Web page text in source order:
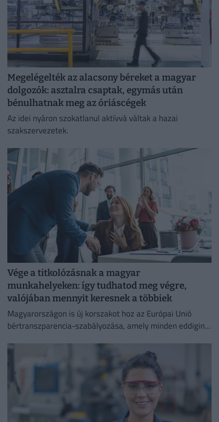
Megelégelték az alacsony béreket a magyar
dolgozók: asztalra csaptak, egymás után
bénulhatnak meg az óriáscégek
Az idei nyáron szokatlanul aktívvá váltak a hazai
szakszervezetek.
Vége a titkolózásnak a magyar
munkahelyeken: így tudhatod meg végre,
valójában mennyit keresnek a többiek
Magyarországon is új korszakot hoz az Európai Unió
bértranszparencia-szabályozása, amely minden eddiginél